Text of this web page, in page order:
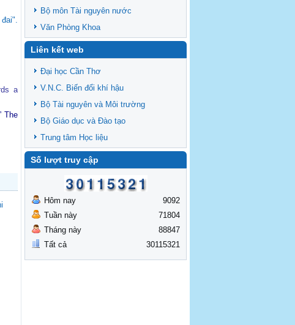
a
The
Bộ môn Tài nguyên nước
Văn Phòng Khoa
Liên kết web
Đại học Cần Thơ
V.N.C. Biến đổi khí hậu
Bộ Tài nguyên và Môi trường
Bộ Giáo dục và Đào tạo
Trung tâm Học liệu
Số lượt truy cập
Hôm nay
Tuần này
Tháng này
Tất cả
9092
71804
88847
30115321